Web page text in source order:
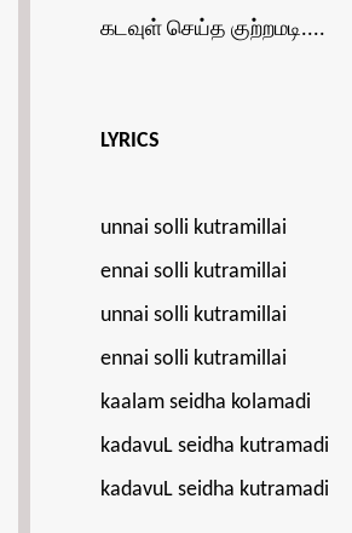
கடவுள் செய்த குற்றமடி....
LYRICS
unnai solli kutramillai
ennai solli kutramillai
unnai solli kutramillai
ennai solli kutramillai
kaalam seidha kolamadi
kadavuL seidha kutramadi
kadavuL seidha kutramadi